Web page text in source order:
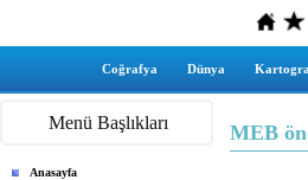
Coğrafya Dünya
Menü Başlıkları
Anasayfa
MEB